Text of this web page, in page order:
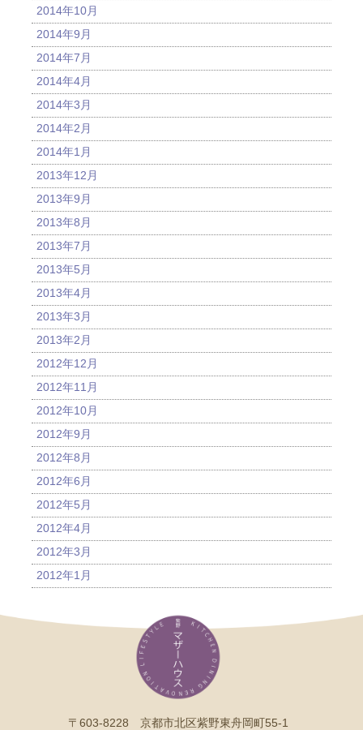
2014年10月
2014年9月
2014年7月
2014年4月
2014年3月
2014年2月
2014年1月
2013年12月
2013年9月
2013年8月
2013年7月
2013年5月
2013年4月
2013年3月
2013年2月
2012年12月
2012年11月
2012年10月
2012年9月
2012年8月
2012年6月
2012年5月
2012年4月
2012年3月
2012年1月
〒603-8228 京都市北区紫野東舟岡町55-1